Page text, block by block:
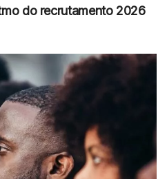
do recrutamento 2026